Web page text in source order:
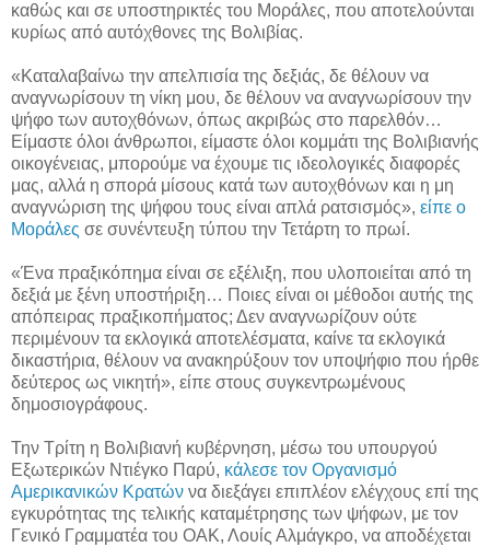
καθώς και σε υποστηρικτές του Μοράλες, που αποτελούνται
κυρίως από αυτόχθονες της Βολιβίας.
«Καταλαβαίνω την απελπισία της δεξιάς, δε θέλουν να
αναγνωρίσουν τη νίκη μου, δε θέλουν να αναγνωρίσουν την
ψήφο των αυτοχθόνων, όπως ακριβώς στο παρελθόν…
Είμαστε όλοι άνθρωποι, είμαστε όλοι κομμάτι της Βολιβιανής
οικογένειας, μπορούμε να έχουμε τις ιδεολογικές διαφορές
μας, αλλά η σπορά μίσους κατά των αυτοχθόνων και η μη
αναγνώριση της ψήφου τους είναι απλά ρατσισμός», είπε ο
Μοράλες σε συνέντευξη τύπου την Τετάρτη το πρωί.
«Ένα πραξικόπημα είναι σε εξέλιξη, που υλοποιείται από τη
δεξιά με ξένη υποστήριξη… Ποιες είναι οι μέθοδοι αυτής της
απόπειρας πραξικοπήματος; Δεν αναγνωρίζουν ούτε
περιμένουν τα εκλογικά αποτελέσματα, καίνε τα εκλογικά
δικαστήρια, θέλουν να ανακηρύξουν τον υποψήφιο που ήρθε
δεύτερος ως νικητή», είπε στους συγκεντρωμένους
δημοσιογράφους.
Την Τρίτη η Βολιβιανή κυβέρνηση, μέσω του υπουργού
Εξωτερικών Ντιέγκο Παρύ, κάλεσε τον Οργανισμό
Αμερικανικών Κρατών να διεξάγει επιπλέον ελέγχους επί της
εγκυρότητας της τελικής καταμέτρησης των ψήφων, με τον
Γενικό Γραμματέα του ΟΑΚ, Λουίς Αλμάγκρο, να αποδέχεται